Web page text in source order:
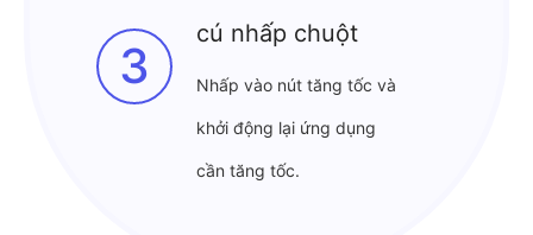
3
cú nhấp chuột
Nhấp vào nút tăng tốc và
khởi động lại ứng dụng
cần tăng tốc.